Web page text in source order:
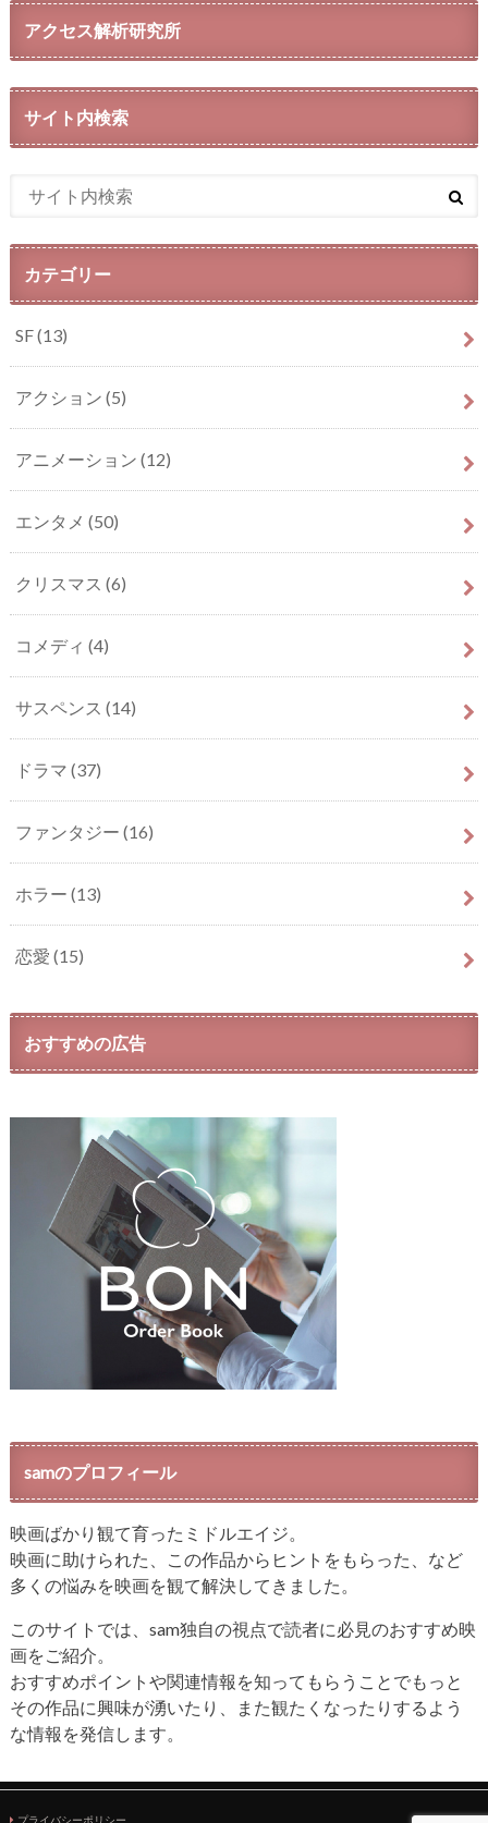
アクセス解析研究所
サイト内検索
カテゴリー
SF(13)
アクション (5)
アニメーション (12)
エンタメ (50)
クリスマス (6)
コメディ (4)
サスペンス (14)
ドラマ (37)
ファンタジー (16)
ホラー (13)
恋愛 (15)
おすすめの広告
samのプロフィール
映画ばかり観て育ったミドルエイジ。
映画に助けられた、この作品からヒントをもらった、など
多くの悩みを映画を観て解決してきました。
このサイトでは、sam独自の視点で読者に必見のおすすめ映
画をご紹介。
おすすめポイントや関連情報を知ってもらうことでもっと
その作品に興味が湧いたり、また観たくなったりするよう
な情報を発信します。
プライバシーポリシー